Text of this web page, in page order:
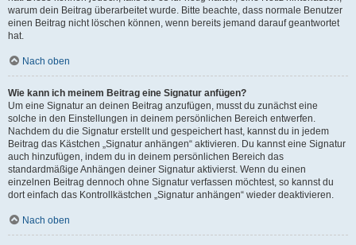
warum dein Beitrag überarbeitet wurde. Bitte beachte, dass normale Benutzer
einen Beitrag nicht löschen können, wenn bereits jemand darauf geantwortet
hat.
Nach oben
Wie kann ich meinem Beitrag eine Signatur anfügen?
Um eine Signatur an deinen Beitrag anzufügen, musst du zunächst eine
solche in den Einstellungen in deinem persönlichen Bereich entwerfen.
Nachdem du die Signatur erstellt und gespeichert hast, kannst du in jedem
Beitrag das Kästchen „Signatur anhängen“ aktivieren. Du kannst eine Signatur
auch hinzufügen, indem du in deinem persönlichen Bereich das
standardmäßige Anhängen deiner Signatur aktivierst. Wenn du einen
einzelnen Beitrag dennoch ohne Signatur verfassen möchtest, so kannst du
dort einfach das Kontrollkästchen „Signatur anhängen“ wieder deaktivieren.
Nach oben